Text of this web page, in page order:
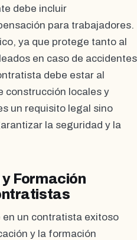
debe incluir
para trabajadores.
ya que protege tanto al
en caso de accidentes
debe estar al
construcción locales y
un requisito legal sino
la seguridad y la
Formación
en un contratista exitoso
y la formación